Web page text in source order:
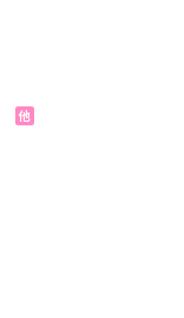
他